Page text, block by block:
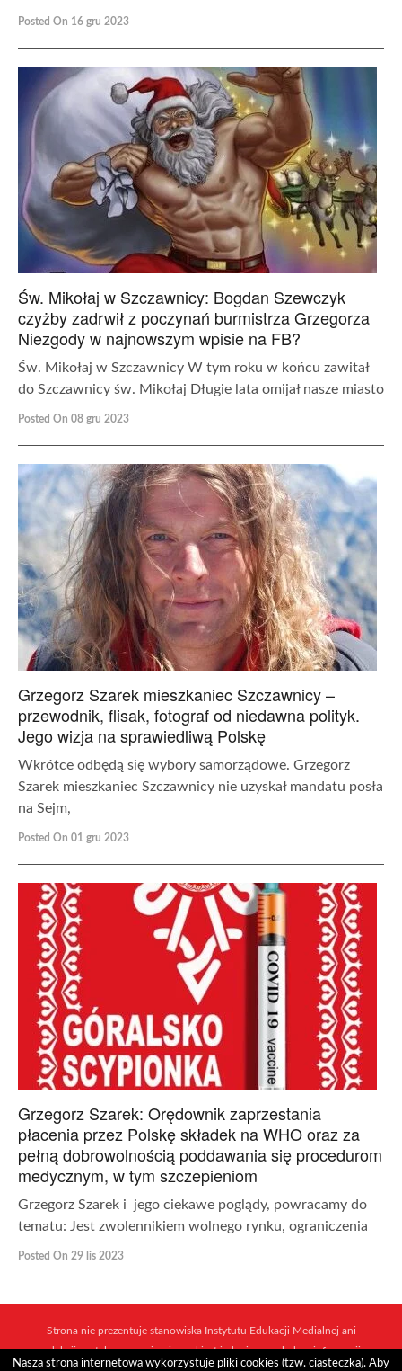
Posted On 16 gru 2023
Św. Mikołaj w Szczawnicy: Bogdan Szewczyk
czyżby zadrwił z poczynań burmistrza Grzegorza
Niezgody w najnowszym wpisie na FB?
Św. Mikołaj w Szczawnicy W tym roku w końcu zawitał
do Szczawnicy św. Mikołaj Długie lata omijał nasze miasto
Posted On 08 gru 2023
Grzegorz Szarek mieszkaniec Szczawnicy –
przewodnik, flisak, fotograf od niedawna polityk.
Jego wizja na sprawiedliwą Polskę
Wkrótce odbędą się wybory samorządowe. Grzegorz
Szarek mieszkaniec Szczawnicy nie uzyskał mandatu posła
na Sejm,
Posted On 01 gru 2023
Grzegorz Szarek: Orędownik zaprzestania
płacenia przez Polskę składek na WHO oraz za
pełną dobrowolnością poddawania się procedurom
medycznym, w tym szczepieniom
Grzegorz Szarek i jego ciekawe poglądy, powracamy do
tematu: Jest zwolennikiem wolnego rynku, ograniczenia
Posted On 29 lis 2023
Strona nie prezentuje stanowiska Instytutu Edukacji Medialnej ani
redakcji portalu www.wiescigor.pl jest jedynie przeglądem informacji,
Nasza strona internetowa wykorzystuje pliki cookies (tzw. ciasteczka). Aby